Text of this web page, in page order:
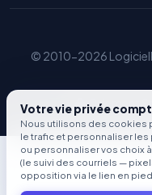
© 2010-2026
Paiement
Votre vie privée
Nous utilisons des cookies
le trafic et personnaliser
ou personnaliser vos choix
(le suivi des courriels —
opposition via le lien en